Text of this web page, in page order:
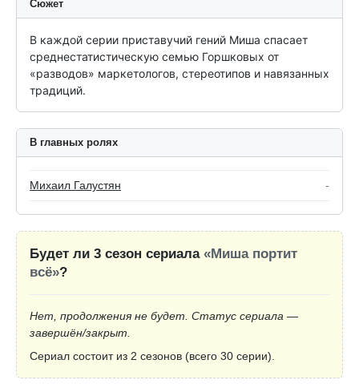
Сюжет
В каждой серии приставучий гений Миша спасает
среднестатистическую семью Горшковых от
«разводов» маркетологов, стереотипов и навязанных
традиций.
В главных ролях
Михаил Галустян -
Будет ли 3 сезон сериала «Миша портит
всё»?
Нет, продолжения не будет. Статус сериала —
завершён/закрыт.
Сериал состоит из 2 сезонов (всего 30 серии).